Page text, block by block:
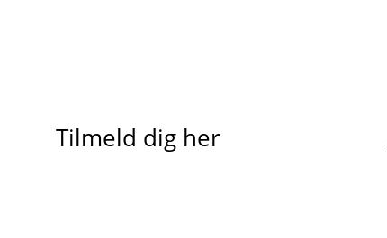
Tilmeld dig her